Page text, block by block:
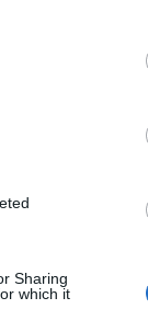
Sharing
which it
készített